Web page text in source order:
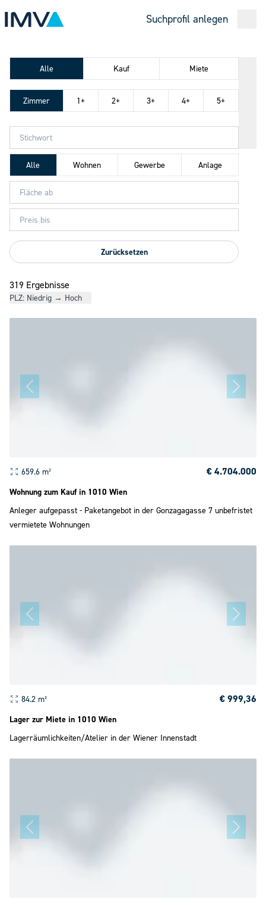
Suchprofil anlegen
Alle Kauf Miete
Zimmer 1+ 2+ 3+ 4+ 5+
Alle Wohnen Gewerbe Anlage
Zurücksetzen
319 Ergebnisse
PLZ: Niedrig → Hoch
659.6 m² € 4.704.000
Wohnung zum Kauf in 1010 Wien
Anleger aufgepasst - Paketangebot in der Gonzagagasse 7 unbefristet
vermietete Wohnungen
84.2 m² € 999,36
Lager zur Miete in 1010 Wien
Lagerräumlichkeiten/Atelier in der Wiener Innenstadt